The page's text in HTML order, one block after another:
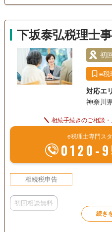
ます。 ☆税務調査対策に有効
よる申告を行っていますし、
で、ご要望に沿った申告がで
が新横浜に乗り入れ東横線と
利になります。 ☆事務所設立
案件はお取り扱いしていませ
戸籍収集 相続
電話相談可 訪問可 土日相
18時以降相談可 オンライン面
下坂泰弘税理士
初
e税
対応エ
神奈川
相続手続きのご相談
e税理士専門ス
0120-
相続税申告
初回相談無料